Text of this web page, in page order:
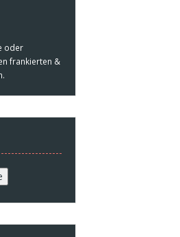
oder
frankierten &